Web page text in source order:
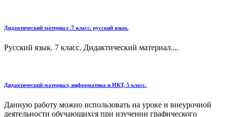
Дидактический материал .7 класс. русский язык.
Русский язык. 7 класс. Дидактический материал....
Дидактический материал, информатика и ИКТ, 5 класс.
Данную работу можно использовать на уроке и внеурочной
деятельности обучающихся при изучении графического